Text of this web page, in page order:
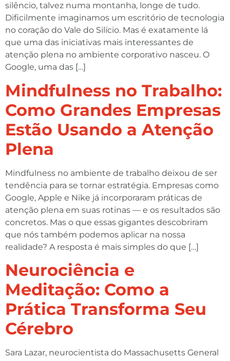
silêncio, talvez numa montanha, longe de tudo.
Dificilmente imaginamos um escritório de tecnologia
no coração do Vale do Silício. Mas é exatamente lá
que uma das iniciativas mais interessantes de
atenção plena no ambiente corporativo nasceu. O
Google, uma das […]
Mindfulness no Trabalho:
Como Grandes Empresas
Estão Usando a Atenção
Plena
Mindfulness no ambiente de trabalho deixou de ser
tendência para se tornar estratégia. Empresas como
Google, Apple e Nike já incorporaram práticas de
atenção plena em suas rotinas — e os resultados são
concretos. Mas o que essas gigantes descobriram
que nós também podemos aplicar na nossa
realidade? A resposta é mais simples do que […]
Neurociência e
Meditação: Como a
Prática Transforma Seu
Cérebro
Sara Lazar, neurocientista do Massachusetts General